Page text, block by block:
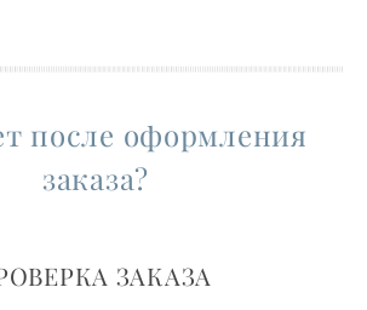
после оформления
заказа?
ЗАКАЗА